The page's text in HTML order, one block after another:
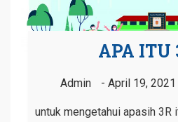
APA ITU
Admin April 19, 2021
untuk mengetahui apasih